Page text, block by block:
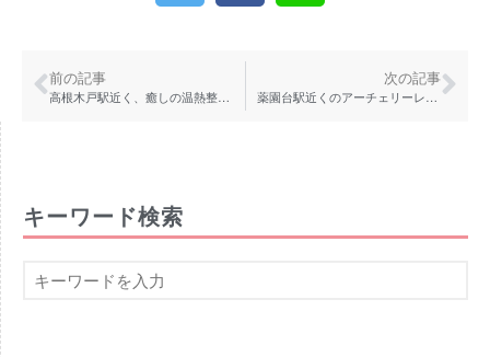
前の記事
高根木戸駅近く、癒しの温熱整体とカラダに優しいランチがセットになった「温熱喫茶」。ママにうれしい託児つき♪
次の記事
薬園台駅近くのアーチェリーレンジ横に「入母屋（いりもや）珈琲津田沼店」、子どももペットも一緒に
キーワード検索